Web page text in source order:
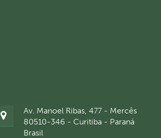
Av. Manoel Ribas, 477 - Mercês
80510-346 - Curitiba - Paraná
Brasil